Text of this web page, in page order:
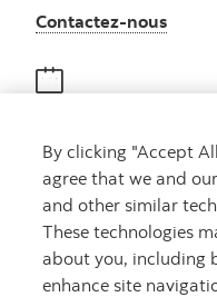
Contactez-nous
Rencontrez un
Prenez rendez-vous
By clicking "Accept
agree that we and
and other similar
These technologies
about you, including
enhance site